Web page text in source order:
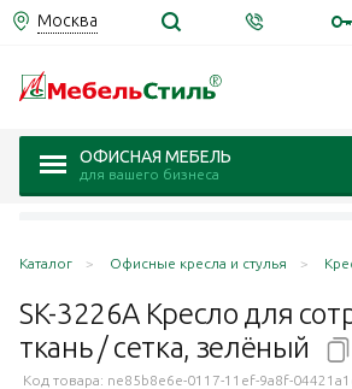
Москва
ОФИСНАЯ МЕБЕЛЬ
для вашего бизнеса
Каталог Офисные кресла и стулья
SK-3226A Кресло для
ткань / сетка, зелёный
Код товара: ne85b8e6e-0117-11ef-9a8f-